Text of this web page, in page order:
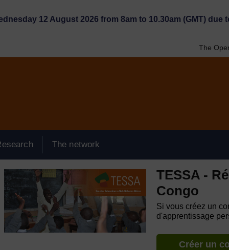
12 August 2026 from 8am to 10.30am (GMT) due
The
The network
TESSA -
Congo
Si vous créez un
d'apprentissage
Créer un